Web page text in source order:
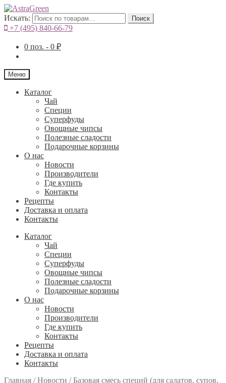
Искать: Поиск
+7 (495) 840-66-79
0 поз. - 0 ₽
Меню
Каталог
Чай
Специи
Cуперфуды
Овощные чипсы
Полезные сладости
Подарочные корзины
О нас
Новости
Производители
Где купить
Контакты
Рецепты
Доставка и оплата
Контакты
Каталог
Чай
Специи
Cуперфуды
Овощные чипсы
Полезные сладости
Подарочные корзины
О нас
Новости
Производители
Где купить
Контакты
Рецепты
Доставка и оплата
Контакты
Главная /Новости /Базовая смесь специй (для салатов, супов,